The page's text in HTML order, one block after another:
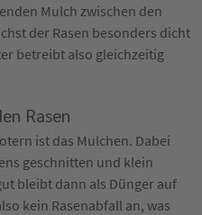
Mulch zwischen den
der Rasen besonders dicht
betreibt also gleichzeitig
Rasen
ist das Mulchen. Dabei
geschnitten und klein
bleibt dann als Dünger auf
kein Rasenabfall an, was